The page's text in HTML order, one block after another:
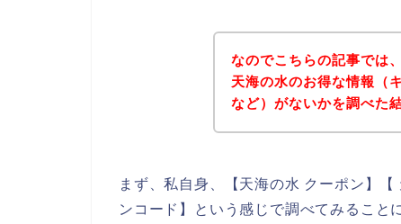
なのでこちらの記事では
天海の水のお得な情報（
など）がないかを調べた
まず、私自身、【天海の水 クーポン】
ンコード】という感じで調べてみること